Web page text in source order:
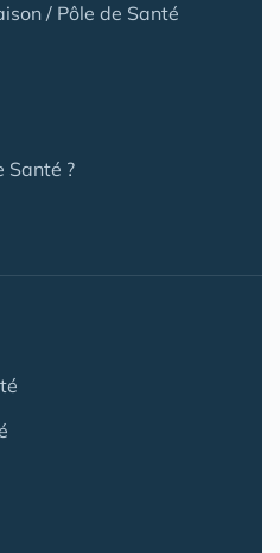
/ Pôle de Santé
Santé ?